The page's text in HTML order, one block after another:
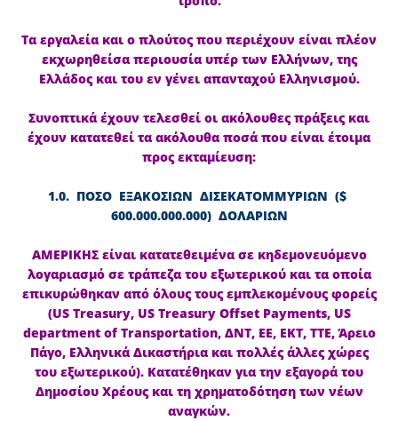
Τα εργαλεία και ο πλούτος που περιέχουν είναι πλέον
εκχωρηθείσα περιουσία υπέρ των Ελλήνων, της
Ελλάδος και του εν γένει απανταχού Ελληνισμού.
Συνοπτικά έχουν τελεσθεί οι ακόλουθες πράξεις και
έχουν κατατεθεί τα ακόλουθα ποσά που είναι έτοιμα
προς εκταμίευση:
1.0. ΠΟΣΟ ΕΞΑΚΟΣΙΩΝ ΔΙΣΕΚΑΤΟΜΜΥΡΙΩΝ ($
600.000.000.000) ΔΟΛΑΡΙΩΝ
ΑΜΕΡΙΚΗΣ είναι κατατεθειμένα σε κηδεμονευόμενο
λογαριασμό σε τράπεζα του εξωτερικού και τα οποία
επικυρώθηκαν από όλους τους εμπλεκομένους φορείς
(US Treasury, US Treasury Offset Payments, US
department of Transportation, ΔΝΤ, ΕΕ, ΕΚΤ, ΤΤΕ, Άρειο
Πάγο, Ελληνικά Δικαστήρια και πολλές άλλες χώρες
του εξωτερικού). Κατατέθηκαν για την εξαγορά του
Δημοσίου Χρέους και τη χρηματοδότηση των νέων
αναγκών.